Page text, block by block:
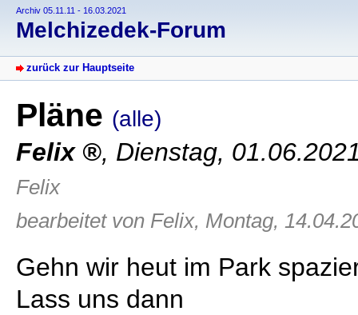
Archiv 05.11.11 - 16.03.2021
Melchizedek-Forum
zurück zur Hauptseite
Pläne (alle)
Felix , Dienstag,
Felix
bearbeitet von Felix, Montag,
Gehn wir heut im Park
Lass uns dann